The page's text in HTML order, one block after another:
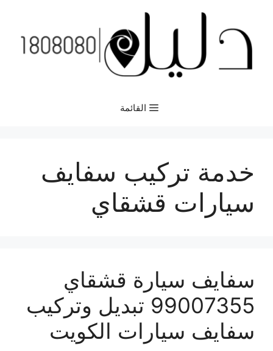
المحتوى
القائمة
خدمة تركيب سفايف
سيارات قشقاي
سفايف سيارة قشقاي
99007355 تبديل وتركيب
سفايف سيارات الكويت